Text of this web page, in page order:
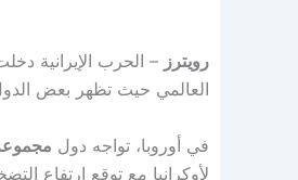
رويترز – الحرب الإيرانية
العالمي حيث تظهر بعض
في أوروبا، تواجه دول
لأوكرانيا مع توقع ارتفاع